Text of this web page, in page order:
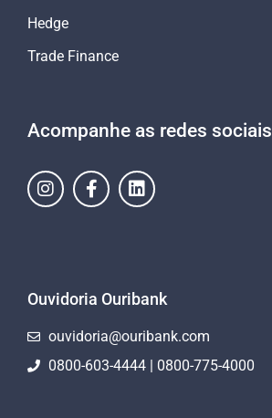
Hedge
Trade Finance
Acompanhe as redes sociais
Ouvidoria Ouribank
ouvidoria@ouribank.com
0800-603-4444 | 0800-775-4000